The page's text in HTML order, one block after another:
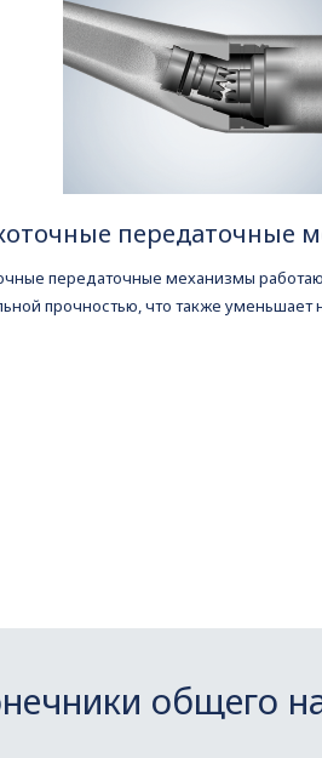
передаточные
передаточные механизмы
прочностью, что также уменьшает
общего